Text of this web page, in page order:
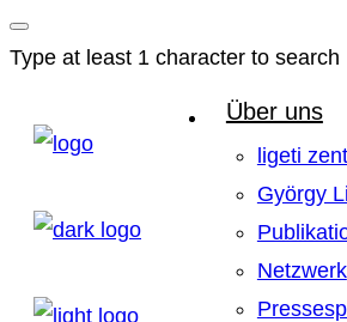
Type at least 1 character to search
Über uns
ligeti
György
Netzwerk